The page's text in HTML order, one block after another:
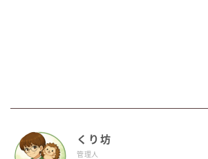
くり坊
管理人